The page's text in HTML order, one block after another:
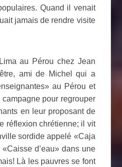
Quand il venait
jamais de rendre visite
au Pérou chez Jean
ami de Michel qui a
au Pérou et
pour regrouper
en leur proposant de
réflexion chrétienne; il vit
sordide appelé «Caja
d’eau» dans une
Là les pauvres se font